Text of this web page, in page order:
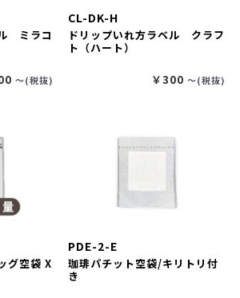
ミラコ
〜(税抜)
CL-DK-H
ドリップいれ方ラベル クラフ
ト（ハート）
￥300 〜(税抜)
グ空袋 X
PDE-2-E
珈琲パチット空袋/キリトリ付
き